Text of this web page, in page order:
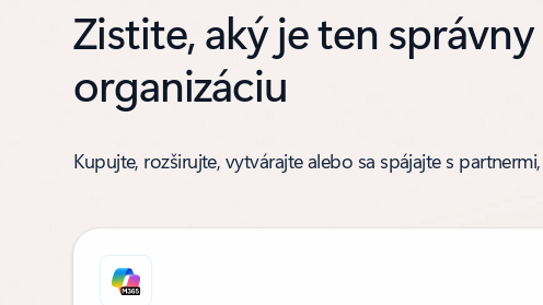
Zistite, aký je ten
organizáciu
Kupujte, rozširujte, vytvárajte alebo sa spájajte s